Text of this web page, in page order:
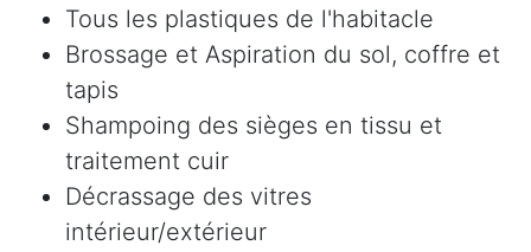
Tous les plastiques de l'habitacle
Brossage et Aspiration du sol, coffre et
tapis
Shampoing des sièges en tissu et
traitement cuir
Décrassage des vitres
intérieur/extérieur